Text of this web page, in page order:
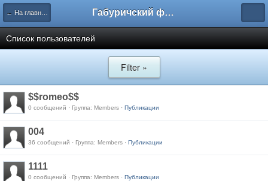
← На главную Габуричский форум
Список пользователей
Filter »
$$romeo$$
0 сообщений · Группа: Members · Публикации
004
36 сообщений · Группа: Members · Публикации
1111
0 сообщений · Группа: Members · Публикации